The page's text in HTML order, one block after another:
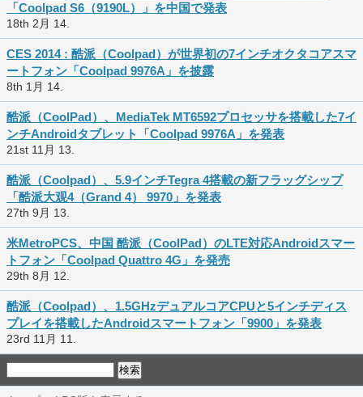
「Coolpad S6（9190L）」を中国で発表
18th 2月 14.
CES 2014 : 酷派（Coolpad）が世界初の7インチオクタコアスマ
ートフォン「Coolpad 9976A」を披露
8th 1月 14.
酷派（CoolPad）、MediaTek MT6592プロセッサを搭載した7イ
ンチAndroidタブレット「Coolpad 9976A」を発表
21st 11月 13.
酷派（Coolpad）、5.9インチTegra 4搭載の新フラッグシップ
「酷派大观4（Grand 4） 9970」を発表
27th 9月 13.
米MetroPCS、中国 酷派（CoolPad）のLTE対応Androidスマー
トフォン「Coolpad Quattro 4G」を発売
29th 8月 12.
酷派（Coolpad）、1.5GHzデュアルコアCPUと5インチディス
プレイを搭載したAndroidスマートフォン「9900」を発表
23rd 11月 11.